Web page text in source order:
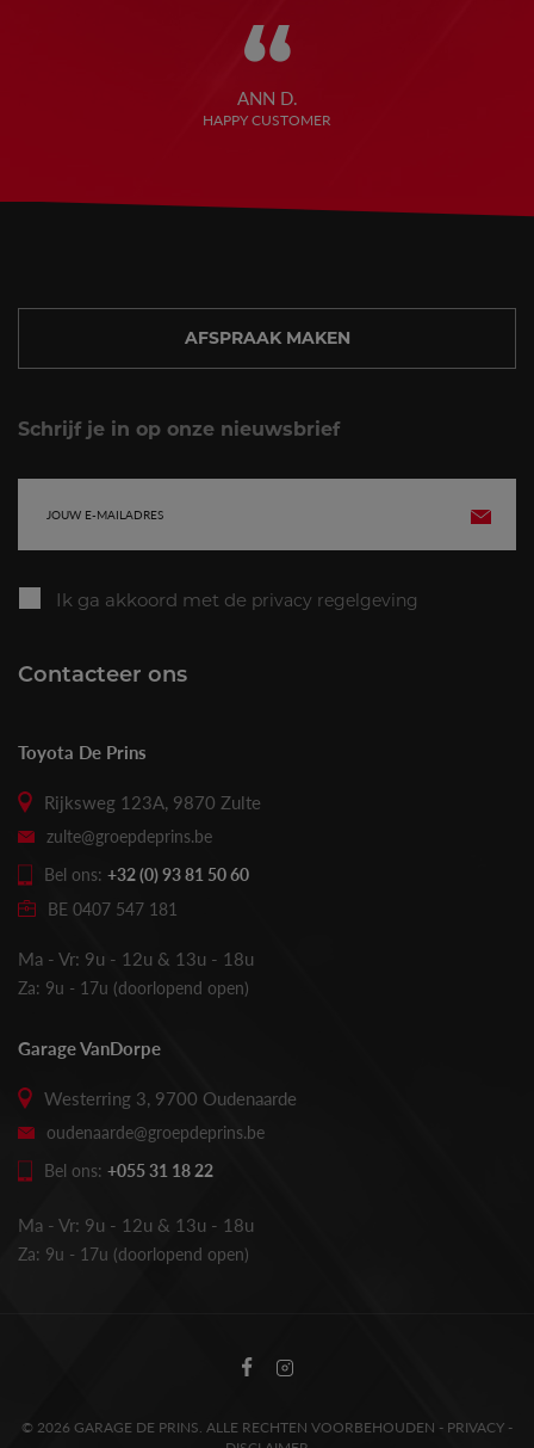
“
ANN D.
HAPPY CUSTOMER
AFSPRAAK MAKEN
Schrijf je in op onze nieuwsbrief
mailadres
Ik ga akkoord met de privacy regelgeving
Contacteer ons
Toyota De Prins
Rijksweg 123A, 9870 Zulte
zulte@groepdeprins.be
Bel ons: +32 (0) 93 81 50 60
BE 0407 547 181
Ma - Vr: 9u - 12u & 13u - 18u
Za: 9u - 17u (doorlopend open)
Garage VanDorpe
Westerring 3, 9700 Oudenaarde
oudenaarde@groepdeprins.be
Bel ons: +055 31 18 22
Ma - Vr: 9u - 12u & 13u - 18u
Za: 9u - 17u (doorlopend open)
Volg
Prins
Volg
Prins
© 2026 GARAGE DE PRINS. ALLE RECHTEN VOORBEHOUDEN - PRIVACY -